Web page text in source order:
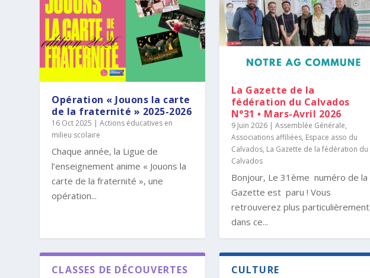
Opération « Jouons la carte
de la fraternité » 2025-2026
16 Oct 2025 |Actions éducatives en
milieu scolaire
Chaque année, la Ligue de
l’enseignement anime « Jouons la
carte de la fraternité », une
opération...
La Gazette de la
fédération du Calvados
N°31 • Mars-Avril 2026
9 Juin 2026| Assemblée Générale,
Associations affiliées, Espace asso du
Calvados, La Gazette de la fédération du
Calvados
Bonjour, Le 31ème numéro de la
Gazette est paru ! Vous
retrouverez plus particulièrement
dans ce...
CLASSES DE DÉCOUVERTES CULTURE